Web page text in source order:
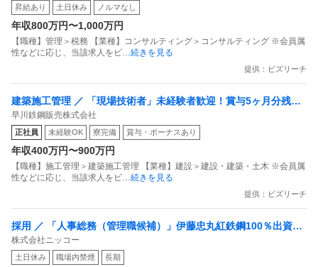
スタッフ
昇給あり 土日休み ノルマなし
年収800万円〜1,000万円
【職種】管理＞税務 【業種】コンサルティング＞コンサルティング ※会員属
性などに応じ、当該求人をビ…続きを見る
提供：ビズリーチ
建築施工管理 ／ 「現場技術者」未経験者歓迎！賞与5ヶ月分残業2
0時間未満社宅制度あり〜利益は最大限社員に還元します〜
早川鉄鋼販売株式会社
正社員 未経験OK 寮完備 賞与・ボーナスあり
年収400万円〜900万円
【職種】施工管理＞建築施工管理 【業種】建設＞建設・建築・土木 ※会員属
性などに応じ、当該求人をビ…続きを見る
提供：ビズリーチ
採用 ／ 「人事総務（管理職候補）」伊藤忠丸紅鉄鋼100％出資／
鋼管専門商社／将来的な制度企画にも携わる／年休125日・残業月
15h程度・抜群の福利厚生
株式会社ニッコー
土日休み 職場内禁煙 長期